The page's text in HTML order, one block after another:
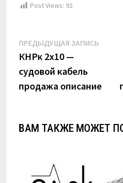
Post Views: 92
Навигация
по
записям
ПРЕДЫДУЩАЯ ЗАПИСЬ
КНРк 2х10 —
судовой кабель
продажа описание
ВАМ ТАКЖЕ МОЖЕТ